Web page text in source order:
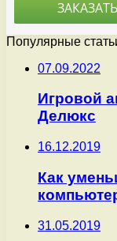
Популярные
07.09.2022
Игровой
Делюкс
16.12.2019
Как
31.05.2019